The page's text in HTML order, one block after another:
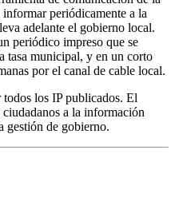
periódicamente a la
adelante el gobierno local.
periódico impreso que se
tasa municipal, y en un corto
por el canal de cable local.
los IP publicados. El
a la información
gestión de gobierno.